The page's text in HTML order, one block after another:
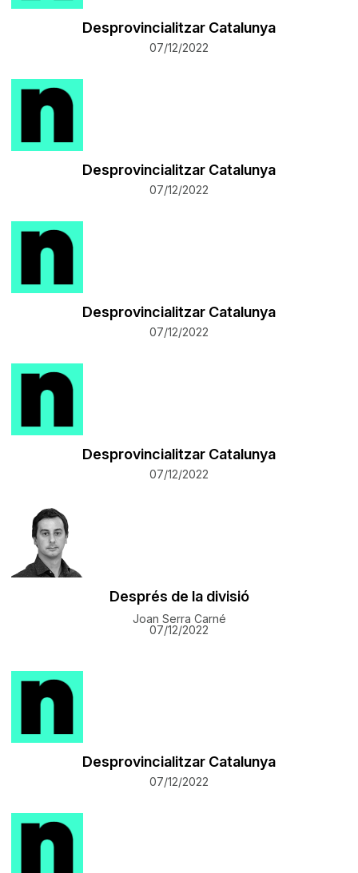
Desprovincialitzar Catalunya
07/12/2022
Desprovincialitzar Catalunya
07/12/2022
Desprovincialitzar Catalunya
07/12/2022
Desprovincialitzar Catalunya
07/12/2022
Després de la divisió
Joan Serra Carné
07/12/2022
Desprovincialitzar Catalunya
07/12/2022